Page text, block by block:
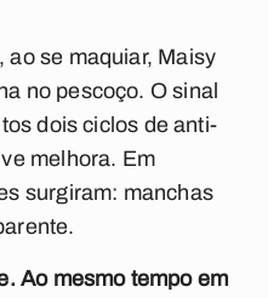
ao se maquiar, Maisy
no pescoço. O sinal
dois ciclos de anti-
melhora. Em
surgiram: manchas
Ao mesmo tempo em